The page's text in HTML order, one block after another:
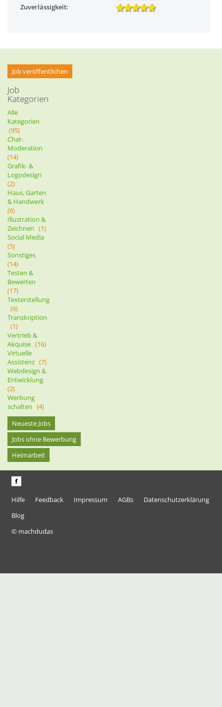
Zuverlässigkeit:
Job veröffentlichen
Job
Kategorien
Alle
Kategorien
(95)
Chat-
Moderation
(14)
Grafik- &
Logodesign
(2)
Haus, Garten
& Handwerk
(6)
Illustration &
Zeichnen (1)
Social Media
(5)
Sonstiges
(14)
Testen &
Bewerten
(17)
Texterstellung
(6)
Transkription
(1)
Vertrieb &
Akquise (16)
Virtuelle
Assistenz (7)
Webdesign &
Entwicklung
(2)
Werbung
schalten (4)
Neueste Jobs
Jobs ohne Bewerbung
Heimarbeit
Hilfe Feedback Impressum AGBs
Datenschutzerklärung
Blog
© machdudas